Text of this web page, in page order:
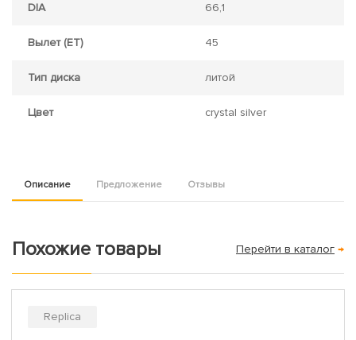
DIA 66,1
Вылет (ET) 45
Тип диска литой
Цвет crystal silver
Описание Предложение Отзывы
Похожие товары Перейти в каталог →
Replica